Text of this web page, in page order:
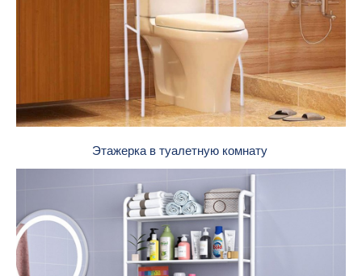
Этажерка в туалетную комнату